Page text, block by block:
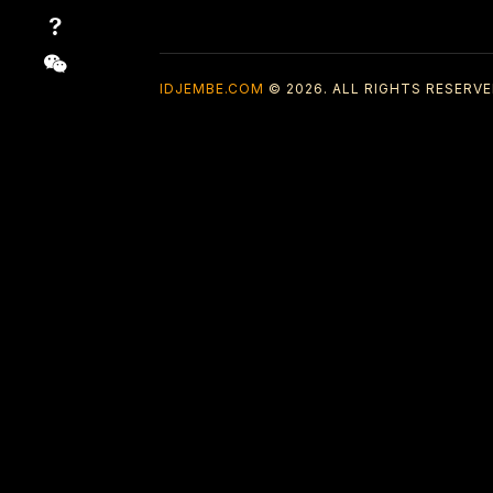
IDJEMBE.COM © 2026. ALL RIGHTS